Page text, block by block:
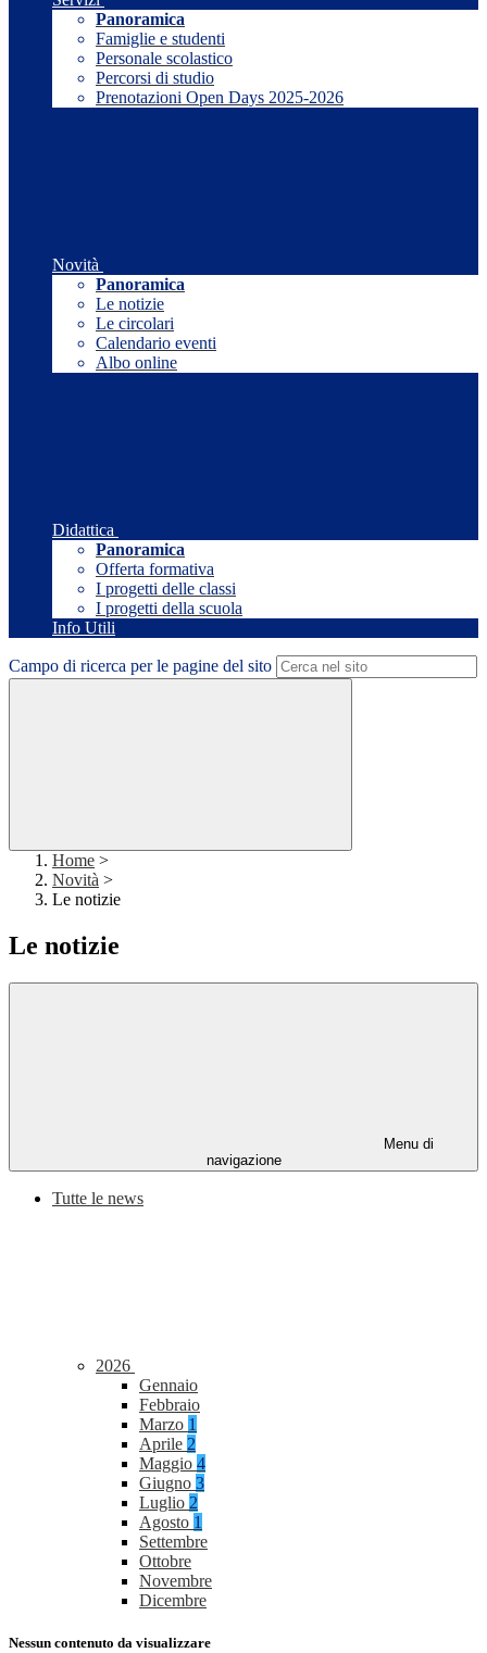
Panoramica
Famiglie e studenti
Personale scolastico
Percorsi di studio
Prenotazioni Open Days 2025-2026
Novità
Panoramica
Le notizie
Le circolari
Calendario eventi
Albo online
Didattica
Panoramica
Offerta formativa
I progetti delle classi
I progetti della scuola
Info Utili
Campo di ricerca per le pagine del sito
Home >
Novità >
Le notizie
Le notizie
Menu di
navigazione
Tutte le news
2026
Gennaio
Febbraio
Marzo 1
Aprile 2
Maggio 4
Giugno 3
Luglio 2
Agosto 1
Settembre
Ottobre
Novembre
Dicembre
Nessun contenuto da visualizzare